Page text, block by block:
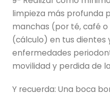
limpieza más profunda
manchas (por té, café
(cálculo) en tus dientes
enfermedades
movilidad y perdida de
Y recuerda: Una boca